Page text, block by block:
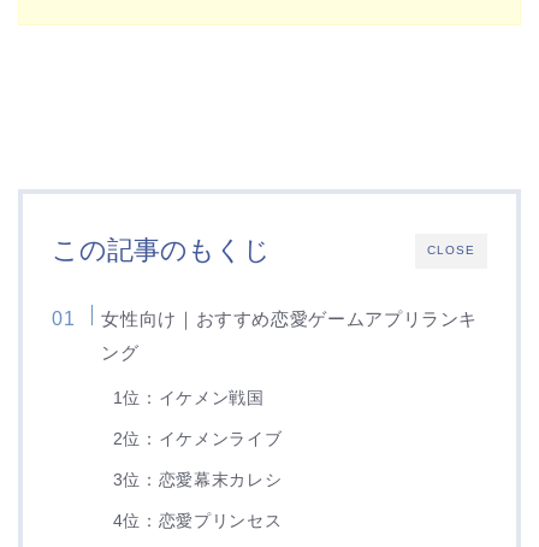
CLOSE
この記事のもくじ
女性向け｜おすすめ恋愛ゲームアプリランキ
ング
1位：イケメン戦国
2位：イケメンライブ
3位：恋愛幕末カレシ
4位：恋愛プリンセス